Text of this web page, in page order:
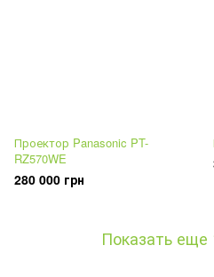
Проектор Panasonic PT-
RZ570WE
280 000 грн
Показать еще